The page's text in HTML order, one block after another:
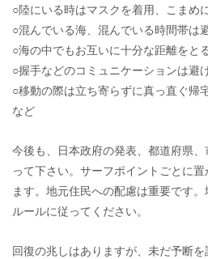
○陸にいる時はマスクを着用、こまめ
○混んでいる海、混んでいる時間帯は
○海の中でもお互いに十分な距離をとる
○握手などのコミュニケーションは避け
○移動の際は立ち寄らずに真っ直ぐ帰
など
今後も、日本政府の発表、都道府県
って下さい。サーフポイントごとに
ます。地元住民への配慮は重要です
ルールに従ってください。
回復の兆しはありますが、未だ予断